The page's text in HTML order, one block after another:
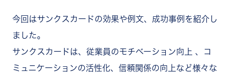
今回はサンクスカードの効果や例文、成功事例を紹介し
ました。
サンクスカードは、従業員のモチベーション向上 、コ
ミュニケーションの活性化、信頼関係の向上など様々な